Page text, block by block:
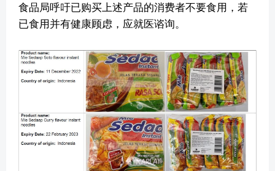
食品局呼吁已购买上述产品的消费者不要食用，若
已食用并有健康顾虑，应就医谘询。